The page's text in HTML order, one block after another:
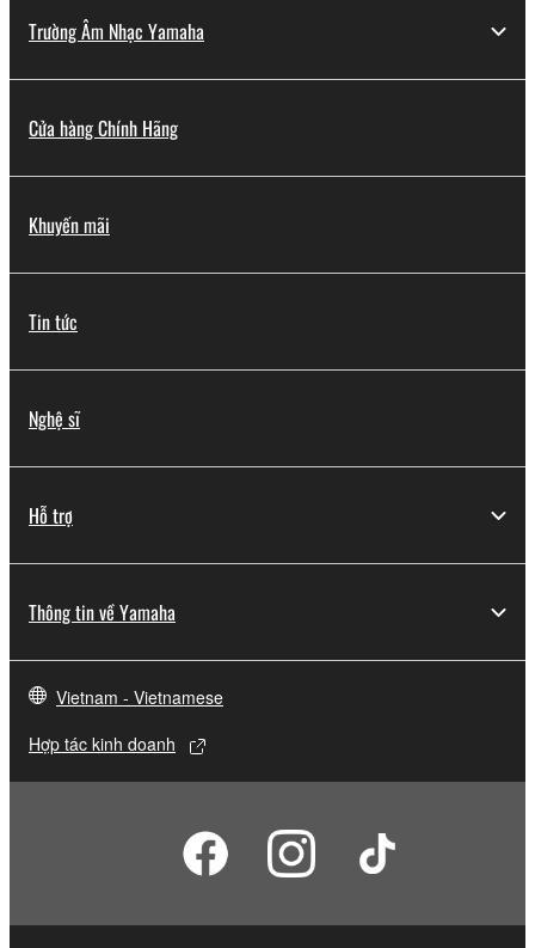
Trường Âm Nhạc Yamaha
Cửa hàng Chính Hãng
Khuyến mãi
Tin tức
Nghệ sĩ
Hỗ trợ
Thông tin về Yamaha
Vietnam - Vietnamese
Hợp tác kinh doanh